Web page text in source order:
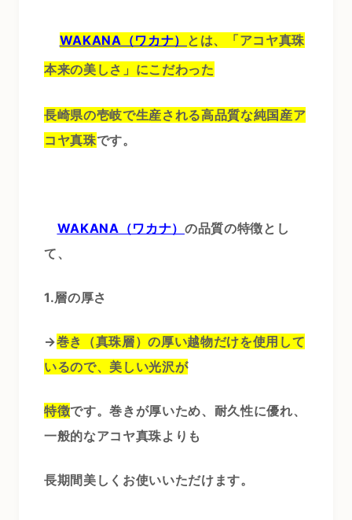
WAKANA（ワカナ） とは、「アコヤ真珠
本来の美しさ」にこだわった
長崎県の壱岐で生産される高品質な純国産ア
コヤ真珠です。
WAKANA（ワカナ） の品質の特徴とし
て、
1.層の厚さ
→巻き（真珠層）の厚い越物だけを使用して
いるので、美しい光沢が
特徴です。巻きが厚いため、耐久性に優れ、
一般的なアコヤ真珠よりも
長期間美しくお使いいただけます。